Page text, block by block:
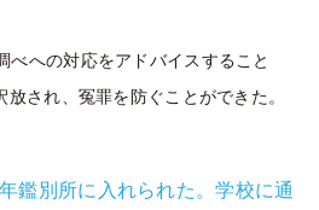
べへの対応をアドバイスすること
され、冤罪を防ぐことができた。
鑑別所に入れられた。学校に通